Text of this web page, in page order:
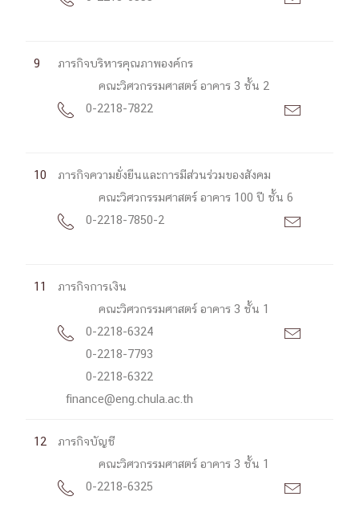
9
ภารกิจบริหารคุณภาพองค์กร
คณะวิศวกรรมศาสตร์ อาคาร 3 ชั้น 2
 0-2218-7822 
10
ภารกิจความยั่งยืนและการมีส่วนร่วมของสังคม
คณะวิศวกรรมศาสตร์ อาคาร 100 ปี ชั้น 6
 0-2218-7850-2 
11
ภารกิจการเงิน
คณะวิศวกรรมศาสตร์ อาคาร 3 ชั้น 1

0-2218-6324
0-2218-7793
0-2218-6322

finance@eng.chula.ac.th
12 ภารกิจบัญชี
คณะวิศวกรรมศาสตร์ อาคาร 3 ชั้น 1
 0-2218-6325 